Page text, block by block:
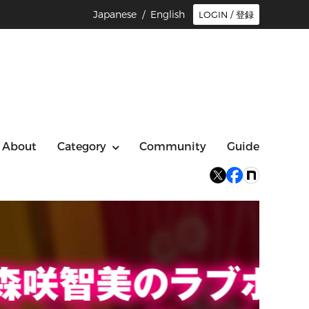
LOGIN / 登録
Japanese / English
About Category Community Guide